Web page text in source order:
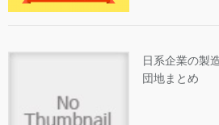
日系企業の製
団地まとめ